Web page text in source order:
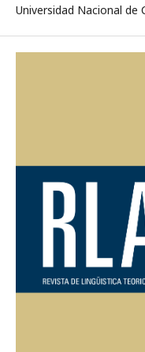
Universidad Nacional de